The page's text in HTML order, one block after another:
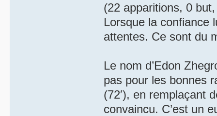
(22 apparitions, 0
Lorsque la confiance
attentes. Ce sont du
Le nom d’Edon
pas pour les bonnes
(72′), en remplaçant
convaincu. C’est un